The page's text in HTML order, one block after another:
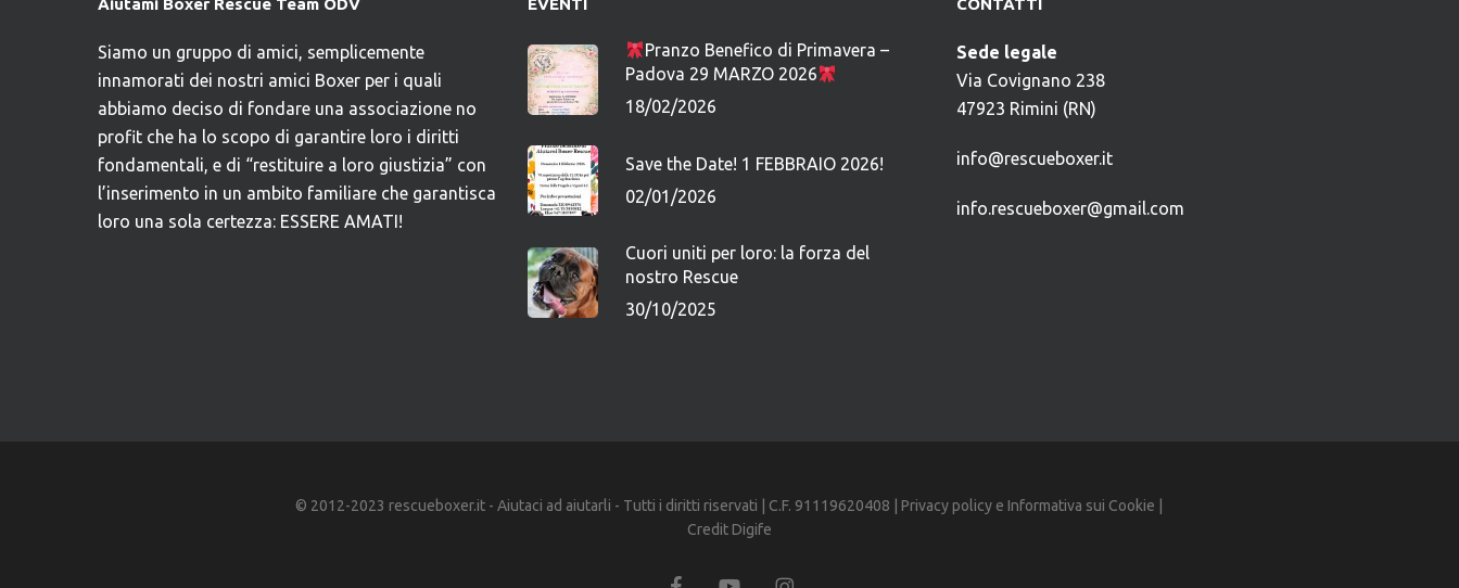
Aiutami Boxer Rescue Team ODV
Siamo un gruppo di amici, semplicemente
innamorati dei nostri amici Boxer per i quali
abbiamo deciso di fondare una associazione no
profit che ha lo scopo di garantire loro i diritti
fondamentali, e di “restituire a loro giustizia” con
l’inserimento in un ambito familiare che garantisca
loro una sola certezza: ESSERE AMATI!
EVENTI
Pranzo Benefico di Primavera –
Padova 29 MARZO 2026
18/02/2026
Save the Date! 1 FEBBRAIO 2026!
02/01/2026
Cuori uniti per loro: la forza del
nostro Rescue
30/10/2025
CONTATTI
Sede legale
Via Covignano 238
47923 Rimini (RN)
info@rescueboxer.it
info.rescueboxer@gmail.com
© 2012-2023 rescueboxer.it - Aiutaci ad aiutarli - Tutti i diritti riservati | C.F. 91119620408 | Privacy policy e Informativa sui Cookie
Credit Digife
facebookyoutube instagram